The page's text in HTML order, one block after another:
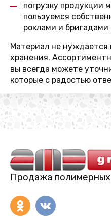
погрузку продукции
пользуемся
роклами и бригадами
Материал не нуждается
хранения.
вы всегда можете
которые с радостью
Продажа